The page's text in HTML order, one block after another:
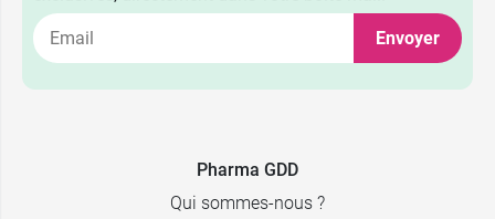
> 5 kg
Envoyer
Pharma GDD
Qui sommes-nous ?